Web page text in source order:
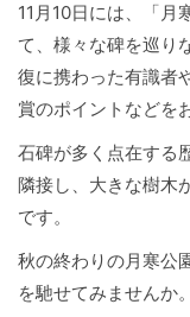
11月10日には、「月
て、様々な碑を巡り
復に携わった有識者
賞のポイントなどを
石碑が多く点在する
隣接し、大きな樹木
です。
秋の終わりの月寒公
を馳せてみませんか。